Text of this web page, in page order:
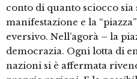
conto di quanto sciocco
manifestazione e la
eversivo. Nell’agorà – la
democrazia. Ogni lotta di
nazioni si è affermata